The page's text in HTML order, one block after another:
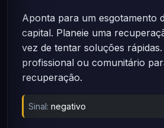
Aponta para um esgotamento
capital. Planeie uma
vez de tentar soluções
profissional ou comunitário
recuperação.
Sinal: negativo